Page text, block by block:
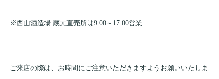
※西山酒造場 蔵元直売所は9:00～17:00営業
ご来店の際は、お時間にご注意いただきますようお願いいたしま